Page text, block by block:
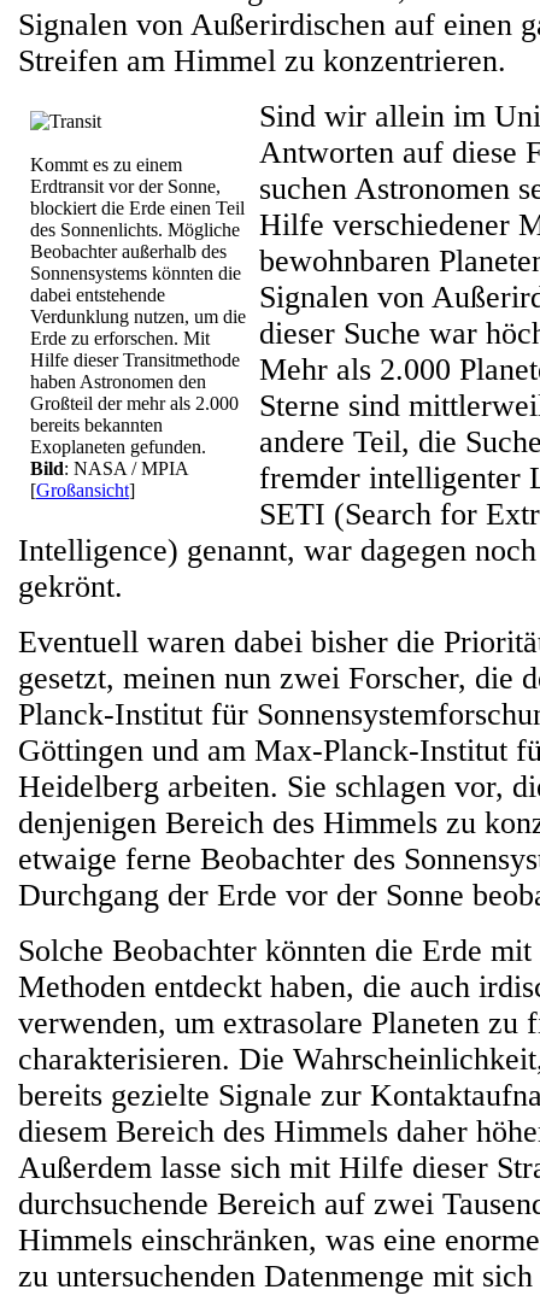
Signalen von Außerirdischen auf einen
Streifen am Himmel zu konzentrieren.
Kommt es zu einem
Erdtransit vor der Sonne,
blockiert die Erde einen Teil
des Sonnenlichts. Mögliche
Beobachter außerhalb des
Sonnensystems könnten die
dabei entstehende
Verdunklung nutzen, um die
Erde zu erforschen. Mit
Hilfe dieser Transitmethode
haben Astronomen den
Großteil der mehr als 2.000
bereits bekannten
Exoplaneten gefunden.
Bild: NASA / MPIA
[Großansicht]
Sind wir allein im
Antworten auf diese
suchen Astronomen
Hilfe verschiedener
bewohnbaren
Signalen von
dieser Suche war
Mehr als 2.000
Sterne sind
andere Teil, die
fremder intelligenter
SETI (Search for
Intelligence) genannt, war dagegen
gekrönt.
Eventuell waren dabei bisher die
gesetzt, meinen nun zwei Forscher, die
Planck-Institut für
Göttingen und am Max-Planck-Institut
Heidelberg arbeiten. Sie schlagen vor,
denjenigen Bereich des Himmels zu
etwaige ferne Beobachter des
Durchgang der Erde vor der Sonne
Solche Beobachter könnten die Erde mit
Methoden entdeckt haben, die auch
verwenden, um extrasolare Planeten zu
charakterisieren. Die
bereits gezielte Signale zur
diesem Bereich des Himmels daher
Außerdem lasse sich mit Hilfe dieser
durchsuchende Bereich auf zwei
Himmels einschränken, was eine
zu untersuchenden Datenmenge mit